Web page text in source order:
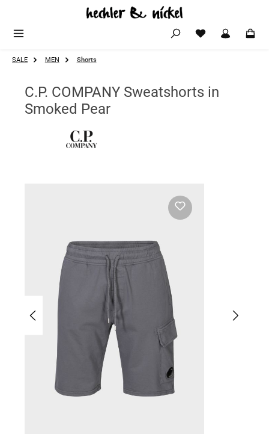
Zum Hauptinhalt springen
SALE MEN Shorts
C.P. COMPANY Sweatshorts in
Smoked Pear